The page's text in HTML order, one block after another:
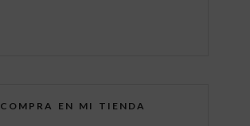
COMPRA EN MI TIENDA